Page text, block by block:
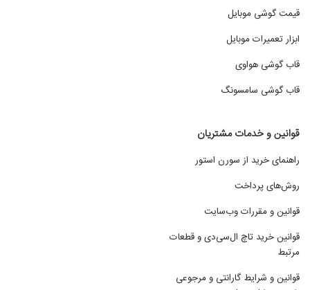
قیمت گوشی موبایل
ابزار تعمیرات موبایل
قاب گوشی هواوی
قاب گوشی سامسونگ
قوانین و خدمات مشتریان
راهنمای خرید از سورن استور
روش‌های پرداخت
قوانین و مقررات وب‌سایت
قوانین خرید تاچ ال‌سی‌دی و قطعات
مرتبط
قوانین و شرایط گارانتی و مرجوعی